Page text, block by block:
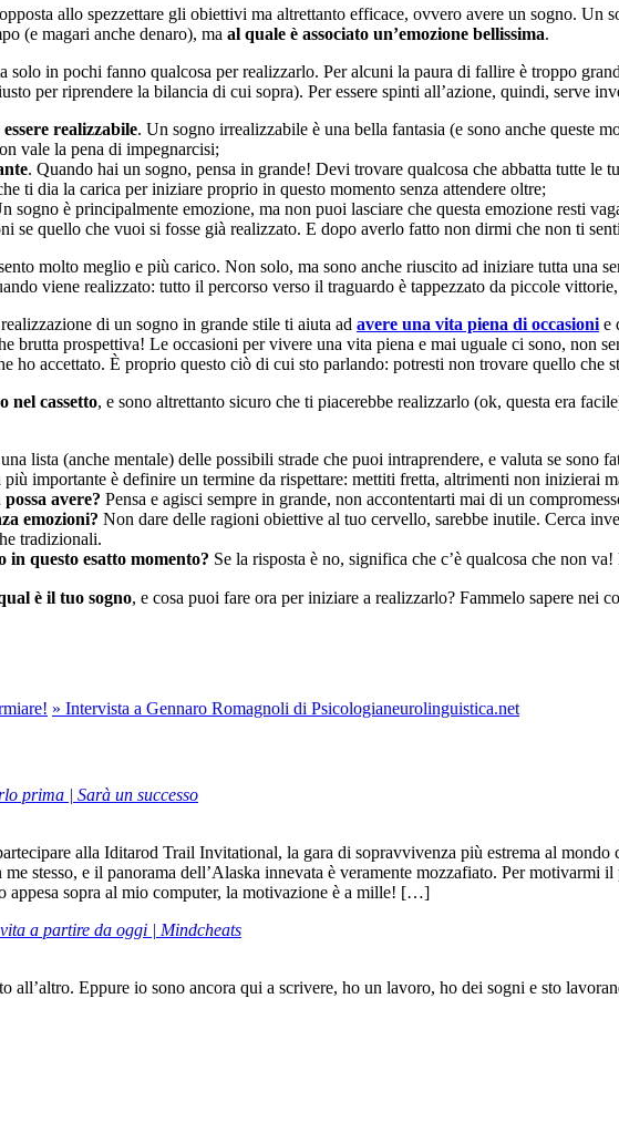
allo spezzettare gli obiettivi ma altrettanto efficace, ovvero avere un sogno. Un
(e magari anche denaro), ma al quale è associato un’emozione bellissima.
solo in pochi fanno qualcosa per realizzarlo. Per alcuni la paura di fallire è troppo
per riprendere la bilancia di cui sopra). Per essere spinti all’azione, quindi, serve
realizzabile. Un sogno irrealizzabile è una bella fantasia (e sono anche queste
vale la pena di impegnarcisi;
. Quando hai un sogno, pensa in grande! Devi trovare qualcosa che abbatta tutte le
ti dia la carica per iniziare proprio in questo momento senza attendere oltre;
sogno è principalmente emozione, ma non puoi lasciare che questa emozione resti
se quello che vuoi si fosse già realizzato. E dopo averlo fatto non dirmi che non ti
molto meglio e più carico. Non solo, ma sono anche riuscito ad iniziare tutta
viene realizzato: tutto il percorso verso il traguardo è tappezzato da piccole
di un sogno in grande stile ti aiuta ad avere una vita piena di occasioni e
brutta prospettiva! Le occasioni per vivere una vita piena e mai uguale ci sono, non
ho accettato. È proprio questo ciò di cui sto parlando: potresti non trovare quello che
nel cassetto, e sono altrettanto sicuro che ti piacerebbe realizzarlo (ok, questa era
lista (anche mentale) delle possibili strade che puoi intraprendere, e valuta se sono
più importante è definire un termine da rispettare: mettiti fretta, altrimenti non inizierai
avere? Pensa e agisci sempre in grande, non accontentarti mai di un
emozioni? Non dare delle ragioni obiettive al tuo cervello, sarebbe inutile. Cerca
tradizionali.
questo esatto momento? Se la risposta è no, significa che c’è qualcosa che non
è il tuo sogno, e cosa puoi fare ora per iniziare a realizzarlo? Fammelo sapere nei
» Intervista a Gennaro Romagnoli di Psicologianeurolinguistica.net
prima | Sarà un successo
alla Iditarod Trail Invitational, la gara di sopravvivenza più estrema al
stesso, e il panorama dell’Alaska innevata è veramente mozzafiato. Per
appesa sopra al mio computer, la motivazione è a mille! […]
a partire da oggi | Mindcheats
all’altro. Eppure io sono ancora qui a scrivere, ho un lavoro, ho dei sogni e sto